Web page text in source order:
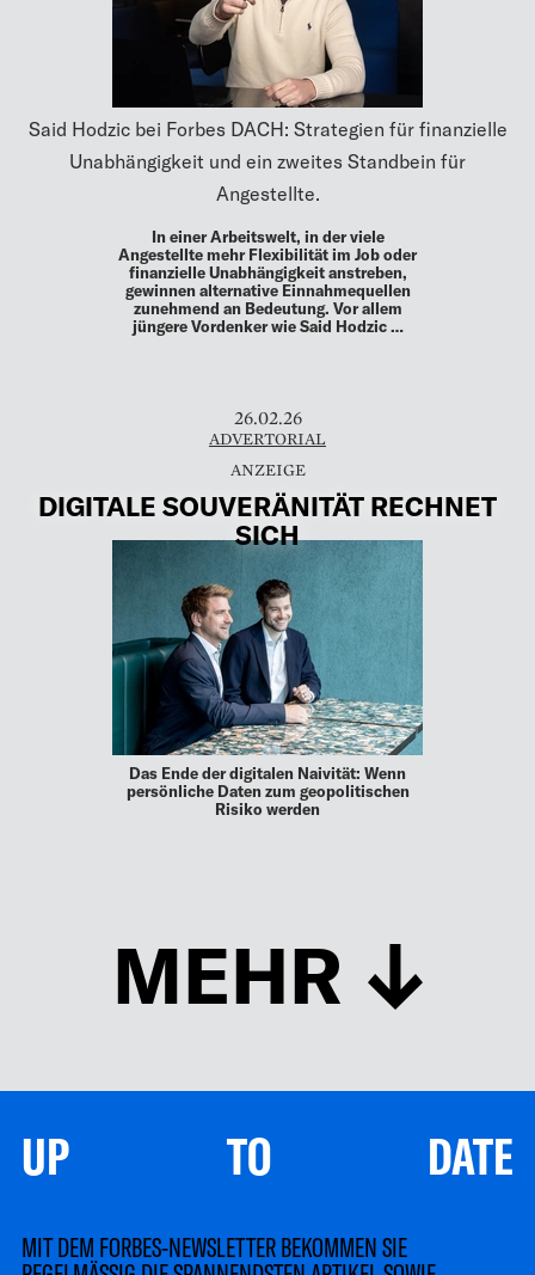
Said Hodzic bei Forbes DACH: Strategien für finanzielle
Unabhängigkeit und ein zweites Standbein für
Angestellte.
In einer Arbeitswelt, in der viele
Angestellte mehr Flexibilität im Job oder
finanzielle Unabhängigkeit anstreben,
gewinnen alternative Einnahmequellen
zunehmend an Bedeutung. Vor allem
jüngere Vordenker wie Said Hodzic …
26.02.26
ADVERTORIAL
DIGITALE SOUVERÄNITÄT RECHNET
SICH
Das Ende der digitalen Naivität: Wenn
persönliche Daten zum geopolitischen
Risiko werden
MEHR
UP TO DATE
MIT DEM FORBES-NEWSLETTER BEKOMMEN SIE